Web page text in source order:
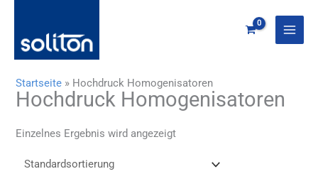
springen
Startseite » Hochdruck Homogenisatoren
Hochdruck Homogenisatoren
Einzelnes Ergebnis wird angezeigt